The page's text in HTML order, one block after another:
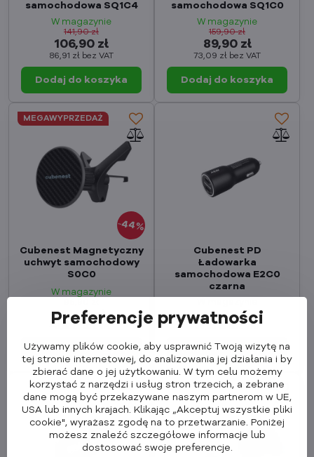
samochodowa SQ1C4
W magazynie
106,90 zł
86,91 zł bez VAT
141,90 zł
Dodaj do koszyka
samochodowa SQ1C0
W magazynie
89,90 zł
73,09 zł bez VAT
159,90 zł
Dodaj do koszyka
44%
MEGAWYPRZEDAŻ
Cubenest Magnetyczny
uchwyt samochodowy
S0C0
W magazynie
53,90 zł
43,82 zł bez VAT
Dodaj do koszyka
Cubenest PD
Ładowarka
samochodowa E2C0
czarna
69,90 zł
56,83 zł bez VAT
Dodaj do koszyka
Preferencje prywatności
Używamy plików cookie, aby usprawnić Twoją wizytę na
tej stronie internetowej, do analizowania jej działania i by
zbierać dane o jej użytkowaniu. W tym celu możemy
korzystać z narzędzi i usług stron trzecich, a zebrane
dane mogą być przekazywane naszym partnerom w UE,
USA lub innych krajach. Klikając „Akceptuj wszystkie pliki
cookie", wyrażasz zgodę na to przetwarzanie. Poniżej
możesz znaleźć szczegółowe informacje lub
dostosować swoje preferencje.